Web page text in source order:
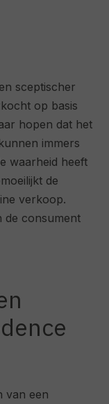
sceptischer
op basis
hopen dat het
immers
waarheid heeft
de
verkoop.
de consument
van een